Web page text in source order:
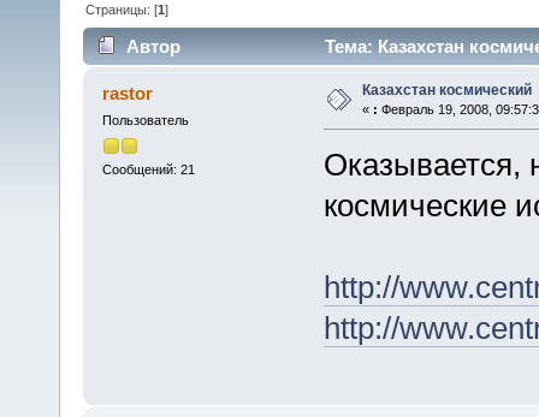
Страницы: [1]
Автор Тема: Казахстан
rastor
Пользователь
Сообщений: 21
Казахстан космический
« : Февраль 19, 2008,
Оказывается,
космические
http://
http://